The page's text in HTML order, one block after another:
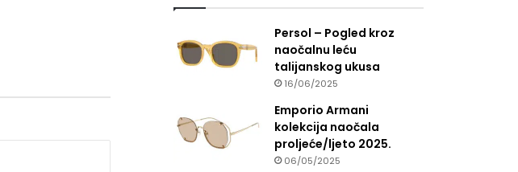
Persol – Pogled kroz
naočalnu leću
talijanskog ukusa
16/06/2025
Emporio Armani
kolekcija naočala
proljeće/ljeto 2025.
06/05/2025